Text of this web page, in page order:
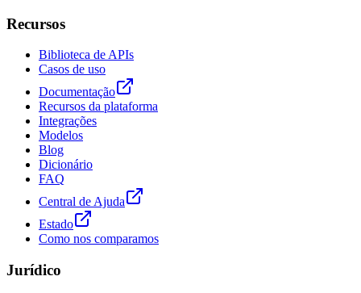
Recursos
Biblioteca de APIs
Casos de uso
Documentação
Recursos da plataforma
Integrações
Modelos
Blog
Dicionário
FAQ
Central de Ajuda
Estado
Como nos comparamos
Jurídico